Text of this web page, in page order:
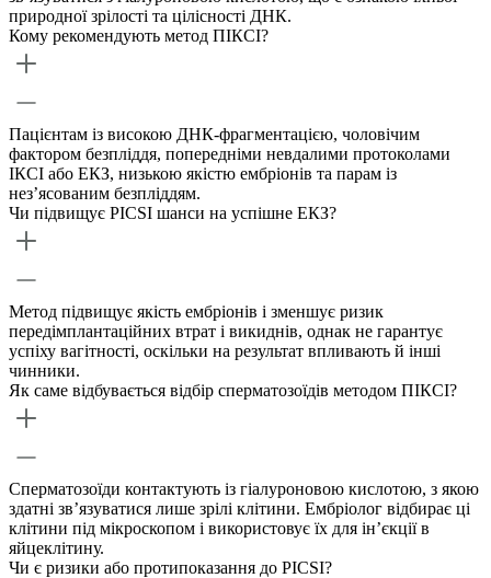
природної зрілості та цілісності ДНК.
Кому рекомендують метод ПІКСІ?
Пацієнтам із високою ДНК-фрагментацією, чоловічим
фактором безпліддя, попередніми невдалими протоколами
ІКСІ або ЕКЗ, низькою якістю ембріонів та парам із
нез’ясованим безпліддям.
Чи підвищує PICSI шанси на успішне ЕКЗ?
Метод підвищує якість ембріонів і зменшує ризик
передімплантаційних втрат і викиднів, однак не гарантує
успіху вагітності, оскільки на результат впливають й інші
чинники.
Як саме відбувається відбір сперматозоїдів методом ПІКСІ?
Сперматозоїди контактують із гіалуроновою кислотою, з якою
здатні зв’язуватися лише зрілі клітини. Ембріолог відбирає ці
клітини під мікроскопом і використовує їх для ін’єкції в
яйцеклітину.
Чи є ризики або протипоказання до PICSI?